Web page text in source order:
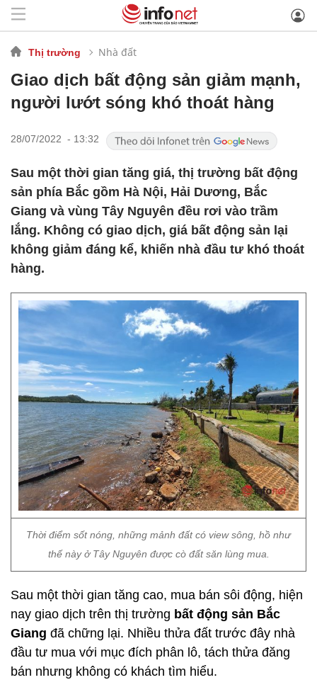
Thị trường Nhà đất
Giao dịch bất động sản giảm mạnh,
người lướt sóng khó thoát hàng
28/07/2022 - 13:32
Sau một thời gian tăng giá, thị trường bất động
sản phía Bắc gồm Hà Nội, Hải Dương, Bắc
Giang và vùng Tây Nguyên đều rơi vào trầm
lắng. Không có giao dịch, giá bất động sản lại
không giảm đáng kể, khiến nhà đầu tư khó thoát
hàng.
Thời điểm sốt nóng, những mảnh đất có view sông, hồ như
thế này ở Tây Nguyên được cò đất săn lùng mua.
Sau một thời gian tăng cao, mua bán sôi động, hiện
nay giao dịch trên thị trường bất động sản Bắc
Giang đã chững lại. Nhiều thửa đất trước đây nhà
đầu tư mua với mục đích phân lô, tách thửa đăng
bán nhưng không có khách tìm hiểu.